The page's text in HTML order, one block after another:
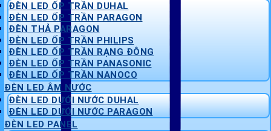
ĐÈN LED ỐP TRẦN DUHAL
ĐÈN LED ỐP TRẦN PARAGON
ĐÈN THẢ PARAGON
ĐÈN LED ỐP TRẦN PHILIPS
ĐÈN LED ỐP TRẦN RẠNG ĐÔNG
ĐÈN LED ỐP TRẦN PANASONIC
ĐÈN LED ỐP TRẦN NANOCO
ĐÈN LED ÂM NƯỚC
ĐÈN LED DƯỚI NƯỚC DUHAL
ĐÈN LED DƯỚI NƯỚC PARAGON
ĐÈN LED PANEL